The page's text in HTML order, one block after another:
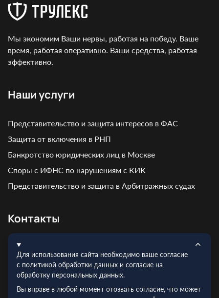
Мы экономим Ваши нервы, работая на победу. Ваше
время, работая оперативно. Ваши средства, работая
эффективно.
Наши услуги
Представительство и защита интересов в ФАС
Защита от включения в РНП
Банкротство юридических лиц в Москве
Споры с ИФНС по нарушениям с КИК
Представительство и защита в Арбитражных судах
Контакты
Адрес: г. Москва, ул. Кирпичная, д. 7
Эл.почта:info@truelex.ru
Телефон:+7 (495) 128‑48‑56
ИНН: 9719026910
Для использования сайта необходимо ваше согласие
с политикой обработки данных и согласие на
обработку персональных данных.
Вы вправе в любой момент отозвать согласие, что может